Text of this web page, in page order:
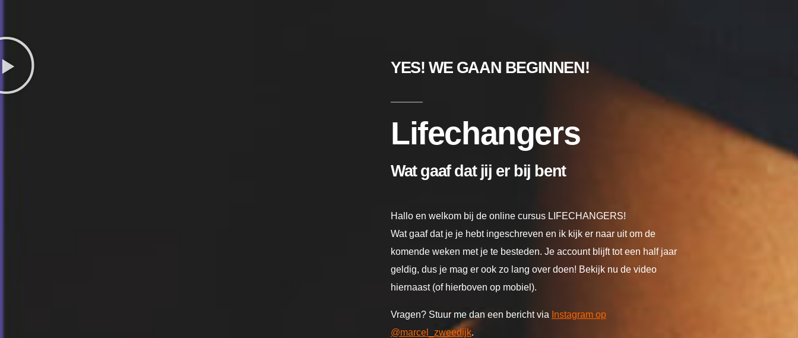
YES! WE GAAN BEGINNEN!
Lifechangers
Wat gaaf dat jij er bij bent
Hallo en welkom bij de online cursus LIFECHANGERS!
Wat gaaf dat je je hebt ingeschreven en ik kijk er naar uit om de
komende weken met je te besteden. Je account blijft tot een half jaar
geldig, dus je mag er ook zo lang over doen! Bekijk nu de video
hiernaast (of hierboven op mobiel).
Vragen? Stuur me dan een bericht via Instagram op
@marcel_zweedijk.